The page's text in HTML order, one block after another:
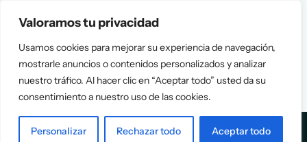
Valoramos tu privacidad
Usamos cookies para mejorar su experiencia de navegación,
mostrarle anuncios o contenidos personalizados y analizar
nuestro tráfico. Al hacer clic en “Aceptar todo” usted da su
consentimiento a nuestro uso de las cookies.
Personalizar Rechazar todo Aceptar todo